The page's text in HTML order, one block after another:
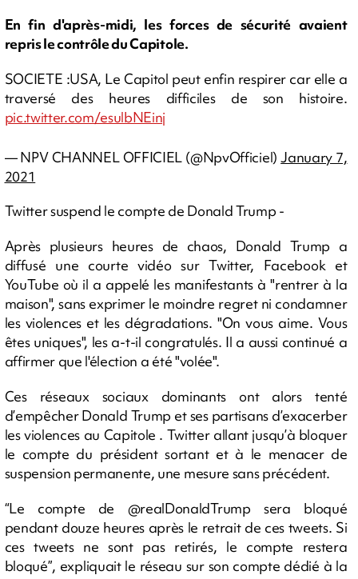
En fin d'après-midi, les forces de sécurité avaient
repris le contrôle du Capitole.
SOCIETE :USA, Le Capitol peut enfin respirer car elle a
traversé des heures difficiles de son histoire.
pic.twitter.com/esulbNEinj
— NPV CHANNEL OFFICIEL (@NpvOfficiel)January 7,
2021
Twitter suspend le compte de Donald Trump -
Après plusieurs heures de chaos, Donald Trump a
diffusé une courte vidéo sur Twitter, Facebook et
YouTube où il a appelé les manifestants à "rentrer à la
maison", sans exprimer le moindre regret ni condamner
les violences et les dégradations. "On vous aime. Vous
êtes uniques", les a-t-il congratulés. Il a aussi continué a
affirmer que l'élection a été "volée".
Ces réseaux sociaux dominants ont alors tenté
d’empêcher Donald Trump et ses partisans d’exacerber
les violences au Capitole . Twitter allant jusqu’à bloquer
le compte du président sortant et à le menacer de
suspension permanente, une mesure sans précédent.
“Le compte de @realDonaldTrump sera bloqué
pendant douze heures après le retrait de ces tweets. Si
ces tweets ne sont pas retirés, le compte restera
bloqué”, expliquait le réseau sur son compte dédié à la